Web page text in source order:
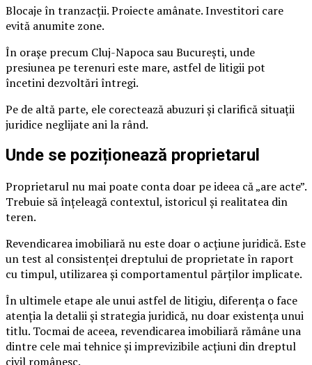
Blocaje în tranzacții. Proiecte amânate. Investitori care
evită anumite zone.
În orașe precum Cluj-Napoca sau București, unde
presiunea pe terenuri este mare, astfel de litigii pot
încetini dezvoltări întregi.
Pe de altă parte, ele corectează abuzuri și clarifică situații
juridice neglijate ani la rând.
Unde se poziționează proprietarul
Proprietarul nu mai poate conta doar pe ideea că „are acte”.
Trebuie să înțeleagă contextul, istoricul și realitatea din
teren.
Revendicarea imobiliară nu este doar o acțiune juridică. Este
un test al consistenței dreptului de proprietate în raport
cu timpul, utilizarea și comportamentul părților implicate.
În ultimele etape ale unui astfel de litigiu, diferența o face
atenția la detalii și strategia juridică, nu doar existența unui
titlu. Tocmai de aceea, revendicarea imobiliară rămâne una
dintre cele mai tehnice și imprevizibile acțiuni din dreptul
civil românesc.